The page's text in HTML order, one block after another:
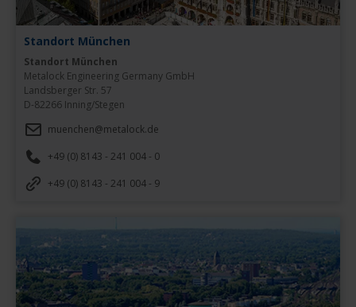
Standort München
Standort München
Metalock Engineering Germany GmbH
Landsberger Str. 57
D-82266 Inning/Stegen
muenchen@metalock.de
+49 (0) 8143 - 241 004 - 0
+49 (0) 8143 - 241 004 - 9